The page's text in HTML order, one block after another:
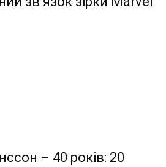
– 40 років: 20